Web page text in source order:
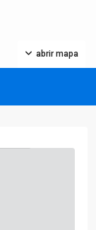
abrir mapa